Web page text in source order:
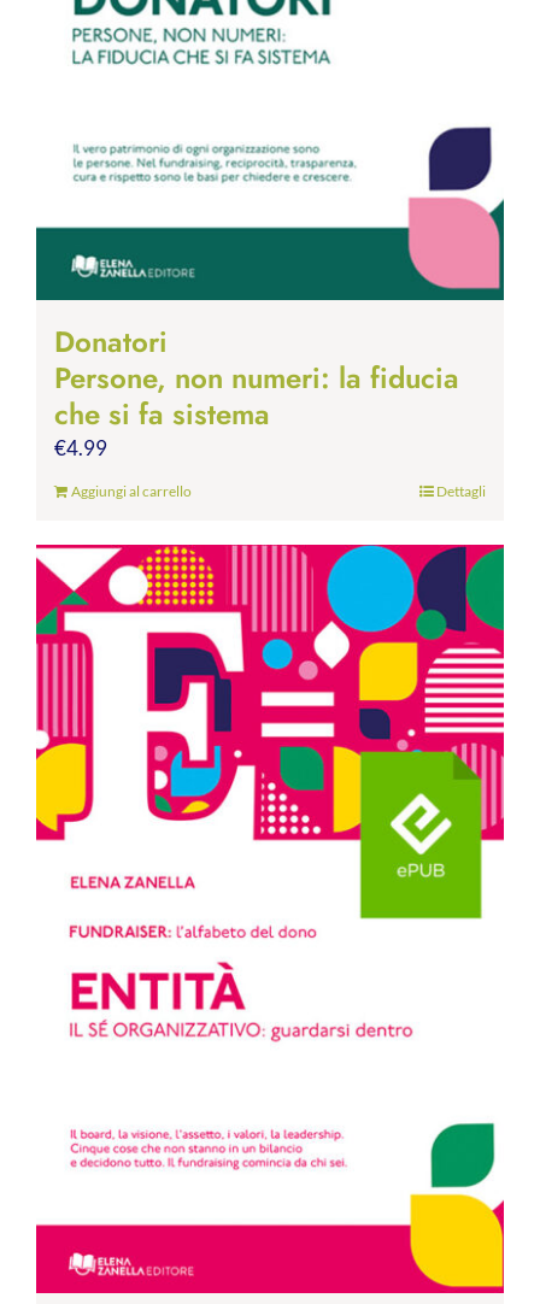
Donatori
Persone, non numeri: la fiducia
che si fa sistema
€4.99
Aggiungi al carrello Dettagli